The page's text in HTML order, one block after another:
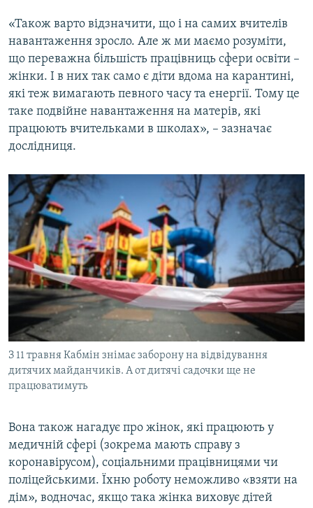
«Також варто відзначити, що і на самих вчителів
навантаження зросло. Але ж ми маємо розуміти,
що переважна більшість працівниць сфери освіти –
жінки. І в них так само є діти вдома на карантині,
які теж вимагають певного часу та енергії. Тому це
таке подвійне навантаження на матерів, які
працюють вчительками в школах», – зазначає
дослідниця.
З 11 травня Кабмін знімає заборону на відвідування
дитячих майданчиків. А от дитячі садочки ще не
працюватимуть
Вона також нагадує про жінок, які працюють у
медичній сфері (зокрема мають справу з
коронавірусом), соціальними працівницями чи
поліцейськими. Їхню роботу неможливо «взяти на
дім», водночас, якщо така жінка виховує дітей